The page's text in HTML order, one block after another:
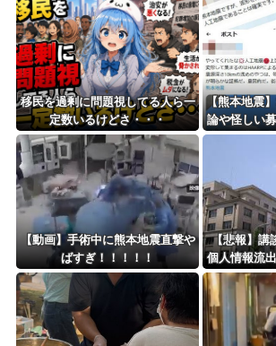
白石「あ、あきら様……？」あきら
8/4のニュース
更新中止のお知らせ
移民を過剰に問題視してる人ら一
定数いるけどさ・・・
【熊本地震
論や怪しい
注意、専門
【動画】手術中に熊本地震直撃や
ばすぎ！！！！！
【悲報】講
個人情報流
グメールに